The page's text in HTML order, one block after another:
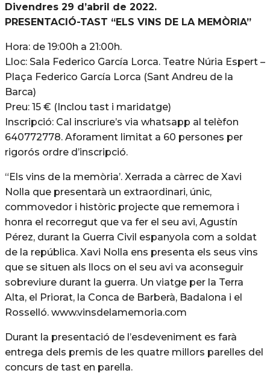
Divendres 29 d’abril de 2022.
PRESENTACIÓ-TAST “ELS VINS DE LA MEMÒRIA”
Hora: de 19:00h a 21:00h.
Lloc: Sala Federico García Lorca. Teatre Núria Espert –
Plaça Federico García Lorca (Sant Andreu de la
Barca)
Preu: 15 € (Inclou tast i maridatge)
Inscripció: Cal inscriure’s via whatsapp al telèfon
640772778. Aforament limitat a 60 persones per
rigorós ordre d’inscripció.
“Els vins de la memòria’. Xerrada a càrrec de Xavi
Nolla que presentarà un extraordinari, únic,
commovedor i històric projecte que rememora i
honra el recorregut que va fer el seu avi, Agustín
Pérez, durant la Guerra Civil espanyola com a soldat
de la república. Xavi Nolla ens presenta els seus vins
que se situen als llocs on el seu avi va aconseguir
sobreviure durant la guerra. Un viatge per la Terra
Alta, el Priorat, la Conca de Barberà, Badalona i el
Rosselló. www.vinsdelamemoria.com
Durant la presentació de l’esdeveniment es farà
entrega dels premis de les quatre millors parelles del
concurs de tast en parella.